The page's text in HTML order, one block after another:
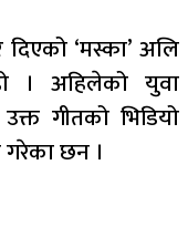
‘मस्का’ अलि
। अहिलेको युवा
गीतको भिडियो
गरेका छन ।